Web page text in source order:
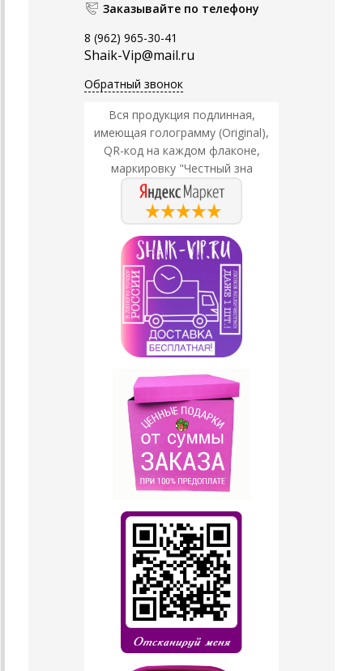
Заказывайте по телефону
8 (962) 965-30-41
Shaik-Vip@mail.ru
Обратный звонок
Вся продукция подлинная,
имеющая голограмму (Original),
QR-код на каждом флаконе,
маркировку "Честный зна